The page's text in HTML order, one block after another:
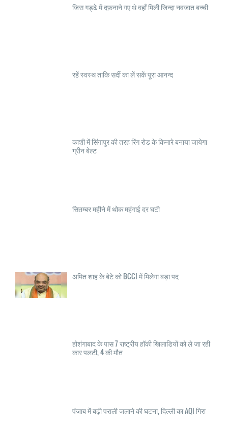
जिस गड्ढे में दफ़नाने गए थे वहाँ मिली जिन्दा नवजात बच्ची
रहें स्वस्थ ताकि सर्दी का लें सकें पूरा आनन्द
काशी में सिंगापुर की तरह रिंग रोड के किनारे बनाया जायेगा
ग्रीन बेल्ट
सितम्बर महीने में थोक महंगाई दर घटी
अमित शाह के बेटे को BCCI में मिलेगा बड़ा पद
होशंगाबाद के पास 7 राष्ट्रीय हॉकी खिलाडियों को ले जा रही
कार पलटी, 4 की मौत
पंजाब में बढ़ी पराली जलाने की घटना, दिल्ली का AQI गिरा